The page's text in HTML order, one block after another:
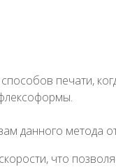
печати,
данного метода
что